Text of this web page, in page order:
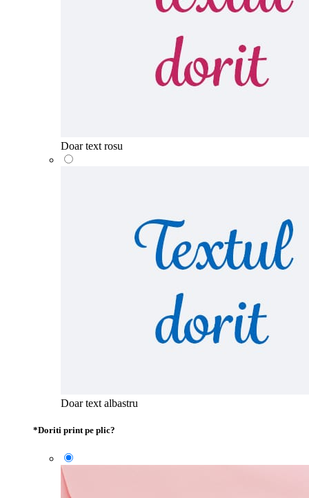
Doar text rosu
Doar text albastru
*Doriti print pe plic?